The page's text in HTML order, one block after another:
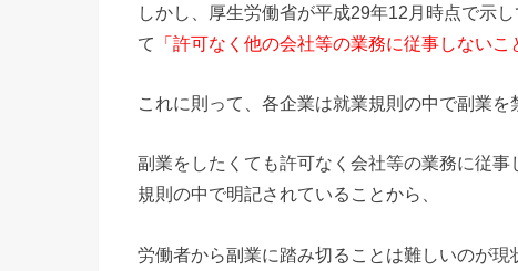
しかし、厚生労働省が平成29年12月時点で示
て
「許可なく他の会社等の業務に従事しないこ
これに則って、各企業は就業規則の中で副業
副業をしたくても許可なく会社等の業務に従事
規則の中で明記されていることから、
労働者から副業に踏み切ることは難しいのが